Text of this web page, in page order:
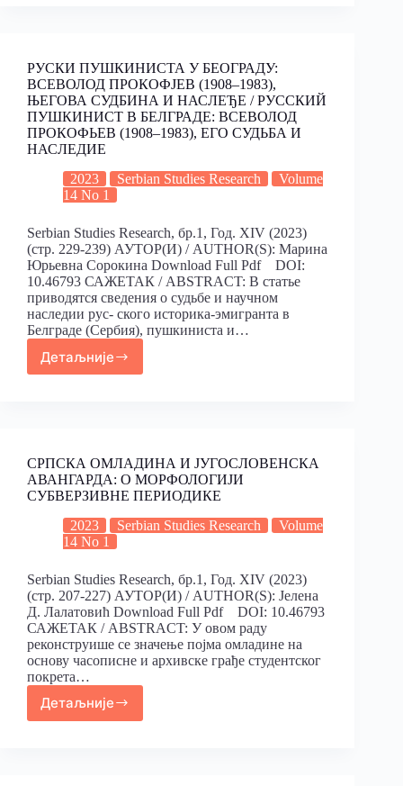
РУСКИ ПУШКИНИСТА У БЕОГРАДУ:
ВСЕВОЛОД ПРОКОФЈЕВ (1908–1983),
ЊЕГОВА СУДБИНА И НАСЛЕЂЕ / РУССКИЙ
ПУШКИНИСТ В БЕЛГРАДЕ: ВСЕВОЛОД
ПРОКОФЬЕВ (1908–1983), ЕГО СУДЬБА И
НАСЛЕДИЕ
2023
Serbian Studies Research
Volume
14 No 1
Serbian Studies Research, бр.1, Год. XIV (2023)
(стр. 229-239) АУТОР(И) / AUTHOR(S): Марина
Юрьевна Сорокина Download Full Pdf DOI:
10.46793 САЖЕТАК / ABSTRACT: В статье
приводятся сведения о судьбе и научном
наследии рус- ского историка-эмигранта в
Белграде (Сербия), пушкиниста и…
Детаљније
СРПСКА ОМЛАДИНА И ЈУГОСЛОВЕНСКА
АВАНГАРДА: О МОРФОЛОГИЈИ
СУБВЕРЗИВНЕ ПЕРИОДИКЕ
2023
Serbian Studies Research
Volume
14 No 1
Serbian Studies Research, бр.1, Год. XIV (2023)
(стр. 207-227) АУТОР(И) / AUTHOR(S): Јелена
Д. Лалатовић Download Full Pdf DOI: 10.46793
САЖЕТАК / ABSTRACT: У овом раду
реконструише се значење појма омладине на
основу часописне и архивске грађе студентског
покрета…
Детаљније